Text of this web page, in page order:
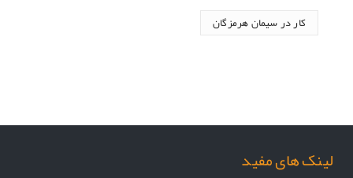
کار در سیمان هرمزگان
لینک های مفید